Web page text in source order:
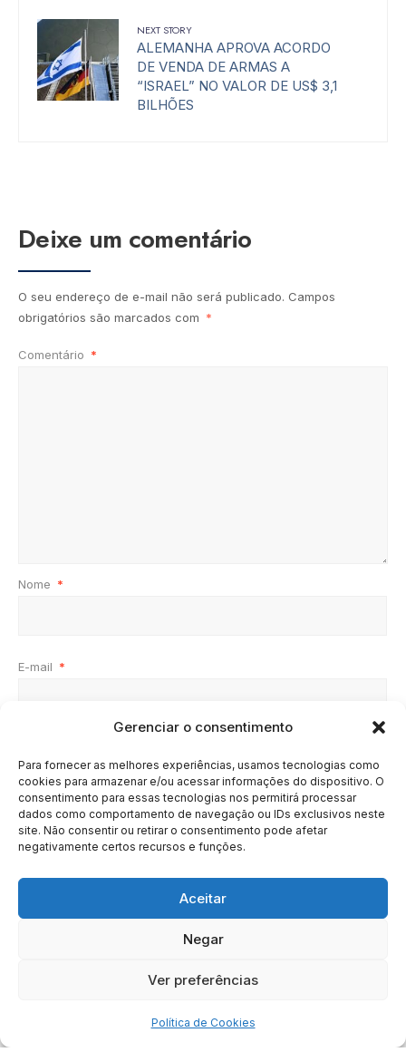
Gerenciar o consentimento
Para fornecer as melhores experiências, usamos tecnologias como
cookies para armazenar e/ou acessar informações do dispositivo. O
consentimento para essas tecnologias nos permitirá processar
dados como comportamento de navegação ou IDs exclusivos neste
site. Não consentir ou retirar o consentimento pode afetar
negativamente certos recursos e funções.
Aceitar
Negar
Ver preferências
Política de Cookies
NEXT STORY
ALEMANHA APROVA ACORDO
DE VENDA DE ARMAS A
“ISRAEL” NO VALOR DE US$ 3,1
BILHÕES
Deixe um comentário
O seu endereço de e-mail não será publicado. Campos
obrigatórios são marcados com *
Comentário *
Nome *
E-mail *
SOBRE BRASIL
Copyright © 2020 - 2023 | Arresala Noticias™